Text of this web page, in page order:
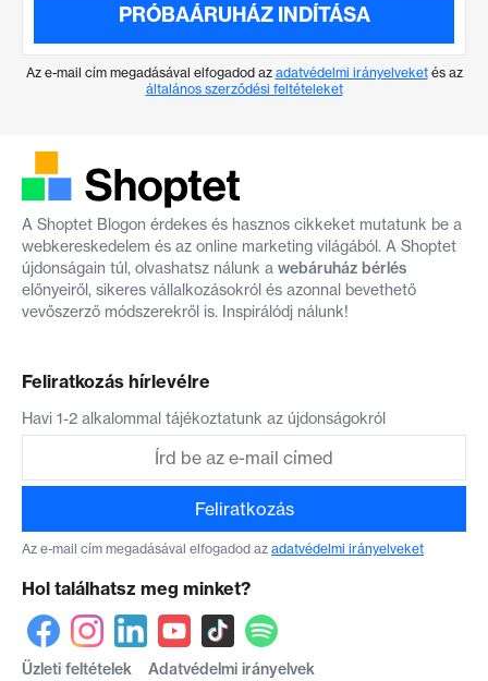
PRÓBAÁRUHÁZ INDÍTÁSA
Az e-mail cím megadásával elfogadod az adatvédelmi irányelveketés az
általános szerződési feltételeket
A Shoptet Blogon érdekes és hasznos cikkeket mutatunk be a
webkereskedelem és az online marketing világából. A Shoptet
újdonságain túl, olvashatsz nálunk a webáruház bérlés
előnyeiről, sikeres vállalkozásokról és azonnal bevethető
vevőszerző módszerekről is. Inspirálódj nálunk!
Feliratkozás hírlevélre
Havi 1-2 alkalommal tájékoztatunk az újdonságokról
Feliratkozás
Az e-mail cím megadásával elfogadod az adatvédelmi irányelveket
Hol találhatsz meg minket?
Üzleti feltételek Adatvédelmi irányelvek